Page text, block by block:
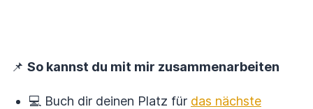
📌 So kannst du mit mir zusammenarbeiten
💻 Buch dir deinen Platz für das nächste